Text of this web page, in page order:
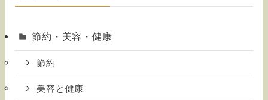
節約・美容・健康
節約
美容と健康